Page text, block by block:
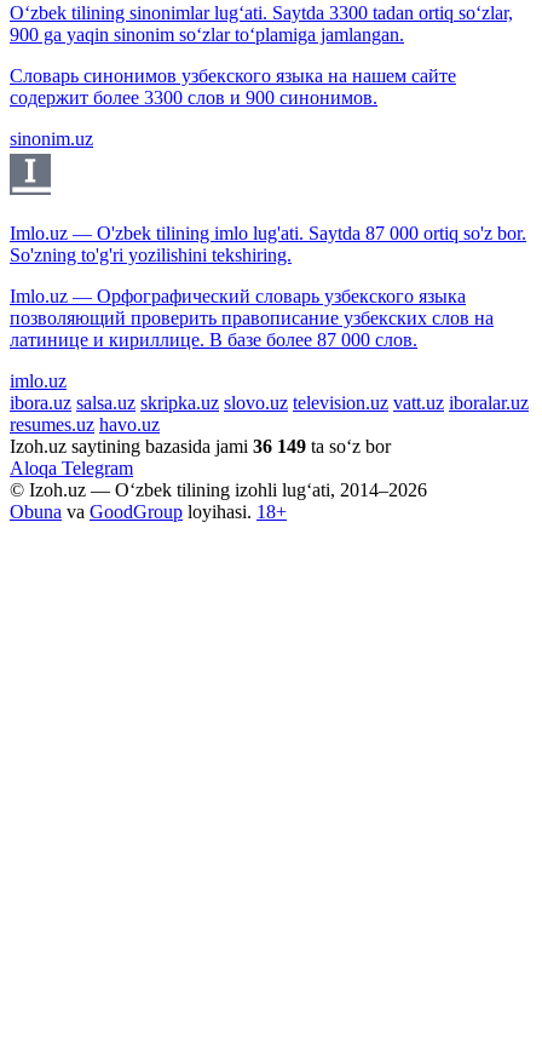
O‘zbek tilining sinonimlar lug‘ati. Saytda 3300 tadan ortiq so‘zlar,
900 ga yaqin sinonim so‘zlar to‘plamiga jamlangan.
Словарь синонимов узбекского языка на нашем сайте
содержит более 3300 слов и 900 синонимов.
sinonim.uz
Imlo.uz — O'zbek tilining imlo lug'ati. Saytda 87 000 ortiq so'z bor.
So'zning to'g'ri yozilishini tekshiring.
Imlo.uz — Орфографический словарь узбекского языка
позволяющий проверить правописание узбекских слов на
латинице и кириллице. В базе более 87 000 слов.
imlo.uz
ibora.uz salsa.uz skripka.uz slovo.uz television.uz vatt.uz iboralar.uz
resumes.uz havo.uz
Izoh.uz saytining bazasida jami 36 149 ta so‘z bor
Aloqa Telegram
© Izoh.uz — O‘zbek tilining izohli lug‘ati, 2014–2026
Obuna va GoodGroup loyihasi. 18+